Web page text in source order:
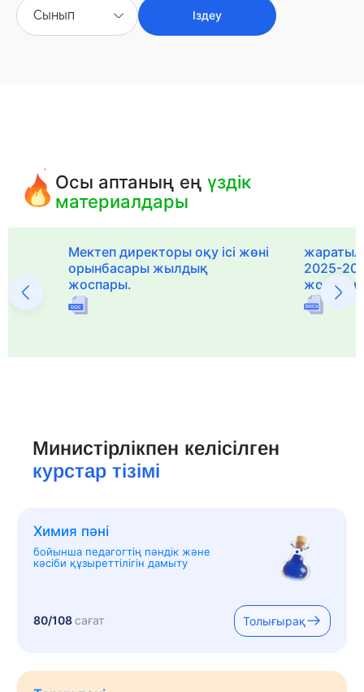
Сынып Іздеу
Осы аптаның еңүздік
материалдары
Мектеп директоры оқу ісі жөні
орынбасары жылдық
жоспары.
2025-
жоспары
Министірлікпен келісілген
курстар тізімі
Химия пәні
бойынша педагогтің пәндік және
кәсіби құзыреттілігін дамыту
80/108сағат Толығырақ